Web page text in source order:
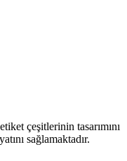
çeşitlerinin tasarımını
sağlamaktadır.